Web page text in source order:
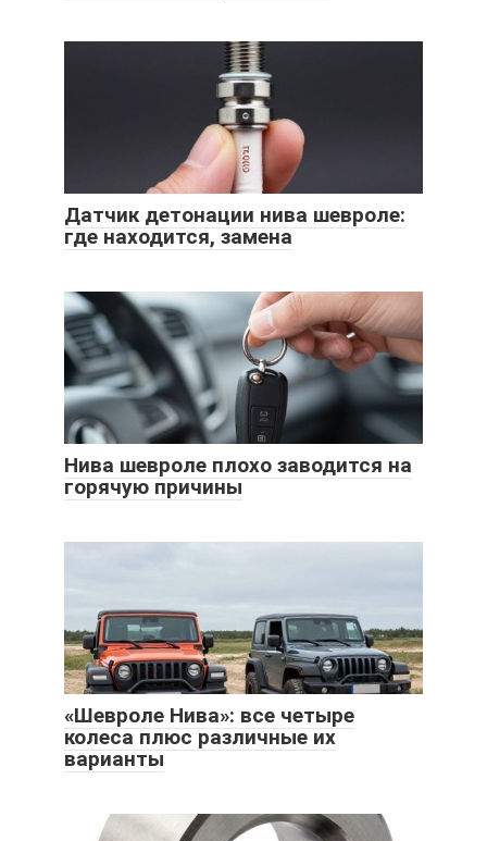
Датчик детонации нива шевроле:
где находится, замена
Нива шевроле плохо заводится на
горячую причины
«Шевроле Нива»: все четыре
колеса плюс различные их
варианты